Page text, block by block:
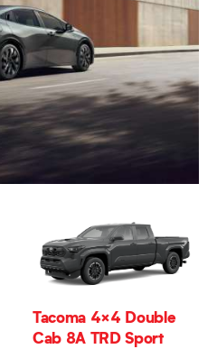
Tacoma 4×4 Double
Cab 8A TRD Sport